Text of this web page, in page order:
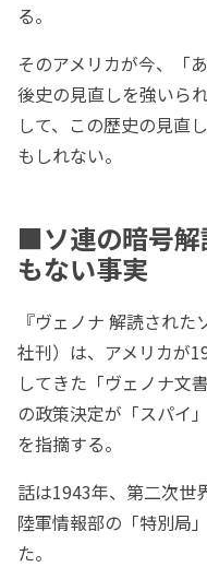
る。
そのアメリカが今、「
後史の見直しを強いら
して、この歴史の見直
もしれない。
■ソ連の暗号解
もない事実
『ヴェノナ 解読され
社刊）は、アメリカが
してきた「ヴェノナ文
の政策決定が「スパイ
を指摘する。
話は1943年、第二次世
陸軍情報部の「特別局
た。